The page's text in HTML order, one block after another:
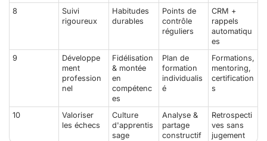
8
Suivi
rigoureux
Habitudes
durables
Points de
contrôle
réguliers
CRM +
rappels
automatiqu
es
9
Développe
ment
profession
nel
Fidélisation
& montée
en
compétenc
es
Plan de
formation
individualis
é
Formations,
mentoring,
certification
s
10
Valoriser
les échecs
Culture
d'apprentis
sage
Analyse &
partage
constructif
Retrospecti
ves sans
jugement